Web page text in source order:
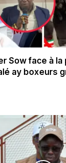
Sow face à
ay boxeurs